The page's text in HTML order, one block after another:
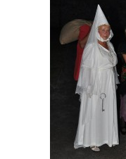
VIDEOZÁZNAMY Z HER
FOTOALBUM
ČLENOVÉ -
HRY DO ROKU 1973